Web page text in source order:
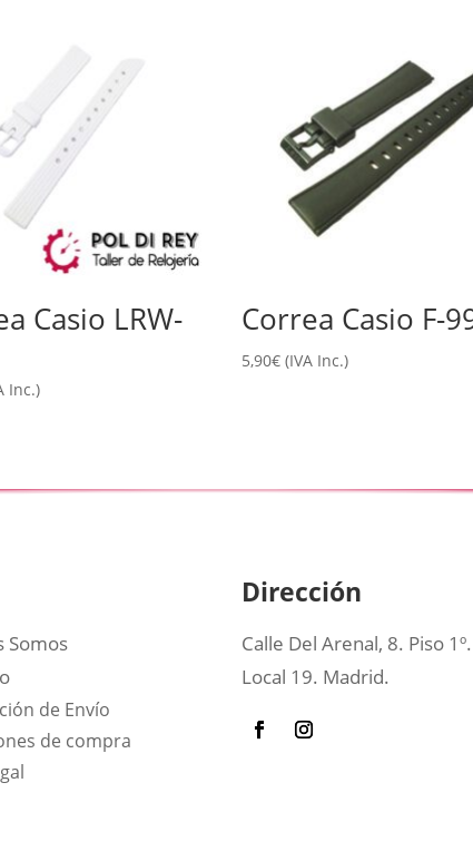
Casio LRW-
Inc.)
Correa Casio F-
5,90€ (IVA Inc.)
Somos
de Envío
de compra
Dirección
Calle Del Arenal, 8. Piso 1º.
Local 19. Madrid.